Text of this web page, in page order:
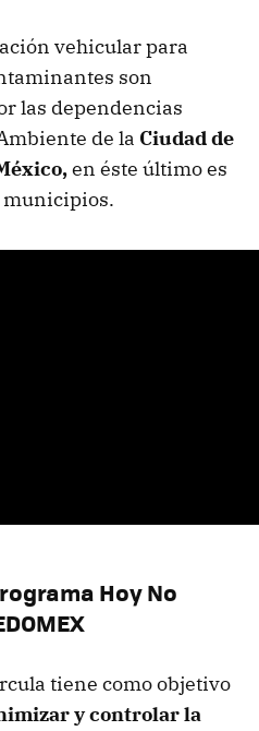
vehicular para
son
las dependencias
de la Ciudad de
en éste último es
municipios.
Hoy No
tiene como objetivo
y controlar la